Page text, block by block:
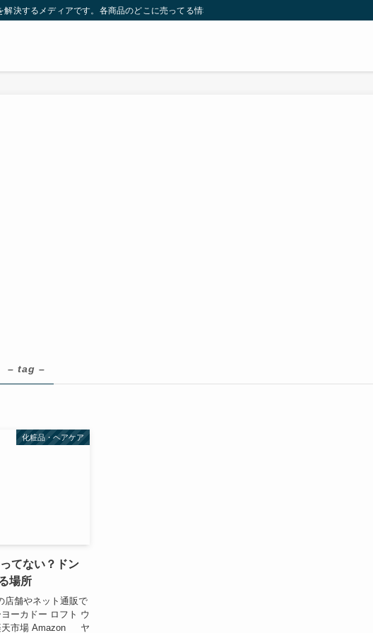
決するメディアです。各商品のどこに売ってる情報を発信しています！
– tag –
化粧品・ヘアケア
てない？ドン
場所
店舗やネット通販で
ーカドー ロフト ウ
天市場 Amazon ヤ